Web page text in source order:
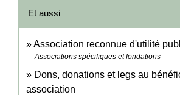
Et aussi
Association reconnue d'utilité
Associations spécifiques et fondations
Dons, donations et legs au
association